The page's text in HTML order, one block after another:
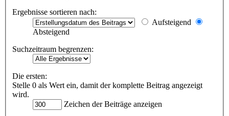
Ergebnisse sortieren nach:
Aufsteigend
Absteigend
Suchzeitraum begrenzen:
Die ersten:
Stelle 0 als Wert ein, damit der komplette Beitrag angezeigt
wird.
Zeichen der Beiträge anzeigen